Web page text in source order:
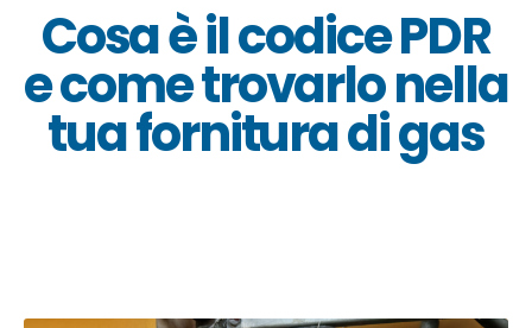
Cosa è il codice PDR
e come trovarlo nella
tua fornitura di gas